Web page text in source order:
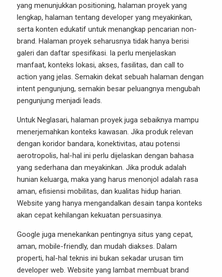
yang menunjukkan positioning, halaman proyek yang
lengkap, halaman tentang developer yang meyakinkan,
serta konten edukatif untuk menangkap pencarian non-
brand. Halaman proyek seharusnya tidak hanya berisi
galeri dan daftar spesifikasi. Ia perlu menjelaskan
manfaat, konteks lokasi, akses, fasilitas, dan call to
action yang jelas. Semakin dekat sebuah halaman dengan
intent pengunjung, semakin besar peluangnya mengubah
pengunjung menjadi leads.
Untuk Neglasari, halaman proyek juga sebaiknya mampu
menerjemahkan konteks kawasan. Jika produk relevan
dengan koridor bandara, konektivitas, atau potensi
aerotropolis, hal-hal ini perlu dijelaskan dengan bahasa
yang sederhana dan meyakinkan. Jika produk adalah
hunian keluarga, maka yang harus menonjol adalah rasa
aman, efisiensi mobilitas, dan kualitas hidup harian.
Website yang hanya mengandalkan desain tanpa konteks
akan cepat kehilangan kekuatan persuasinya.
Google juga menekankan pentingnya situs yang cepat,
aman, mobile-friendly, dan mudah diakses. Dalam
properti, hal-hal teknis ini bukan sekadar urusan tim
developer web. Website yang lambat membuat brand